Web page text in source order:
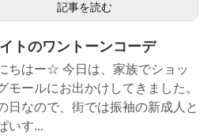
記事を読む
トのワントーンコーデ
ちはー☆ 今日は、家族でショッ
モールにお出かけしてきました。
日なので、街では振袖の新成人と
いす...